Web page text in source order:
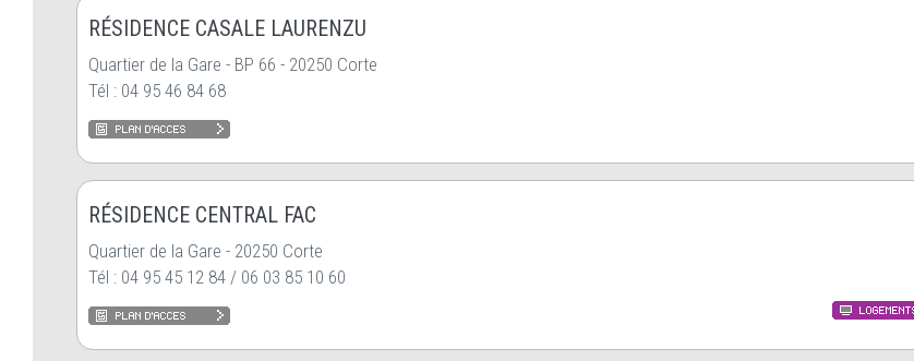
RÉSIDENCE CASALE LAURENZU
Quartier de la Gare - BP 66 - 20250 Corte
Tél : 04 95 46 84 68
RÉSIDENCE CENTRAL FAC
Quartier de la Gare - 20250 Corte
Tél : 04 95 45 12 84 / 06 03 85 10 60